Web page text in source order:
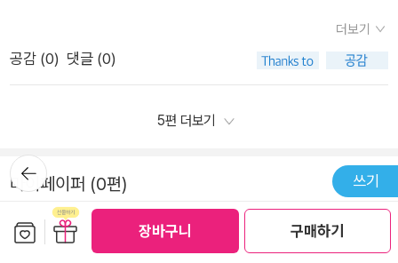
장바구니 구매하기
관심과 사랑을 받으며먹을거 걱정없이 반려견으로 사는게훨씬
안전하고 행복해보이지만이 책을 읽으며개의 입장에서는 꼭 그
에서 멀리 떨어진 외딴집에서 살던 엄마어느날 다친 아빠가 그 집
운다아빠의 꿈은 들개왕을 만나는 것이었는데들개왕은 희고도
푸르스름한 털을 가진 들개로개들의 옛조상인 푸른 늑대의 마지
막 후예라고 한다엄마는 새끼를 일곱마리 낳았고더이상 아빠의
허황된 생각을 인정하지 않는다아빠는 가슴팍에 초등달 모양의
더보기
공감 (0) 댓글 (0)
5편 더보기
마이페이퍼 (0편) 쓰기
등록된 글이 없습니다
뒤로가
기